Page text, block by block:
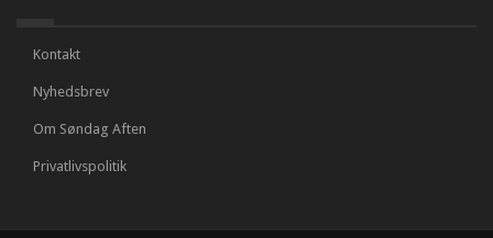
Kontakt
Nyhedsbrev
Om Søndag Aften
Privatlivspolitik